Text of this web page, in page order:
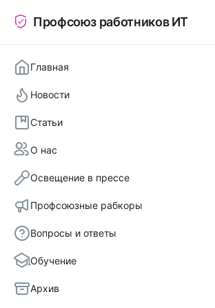
Профсоюз работников ИТ
Главная
Новости
Статьи
О нас
Освещение в прессе
Профсоюзные рабкоры
Вопросы и ответы
Обучение
Архив